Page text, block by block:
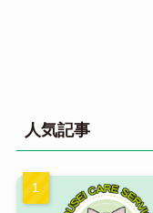
人気記事